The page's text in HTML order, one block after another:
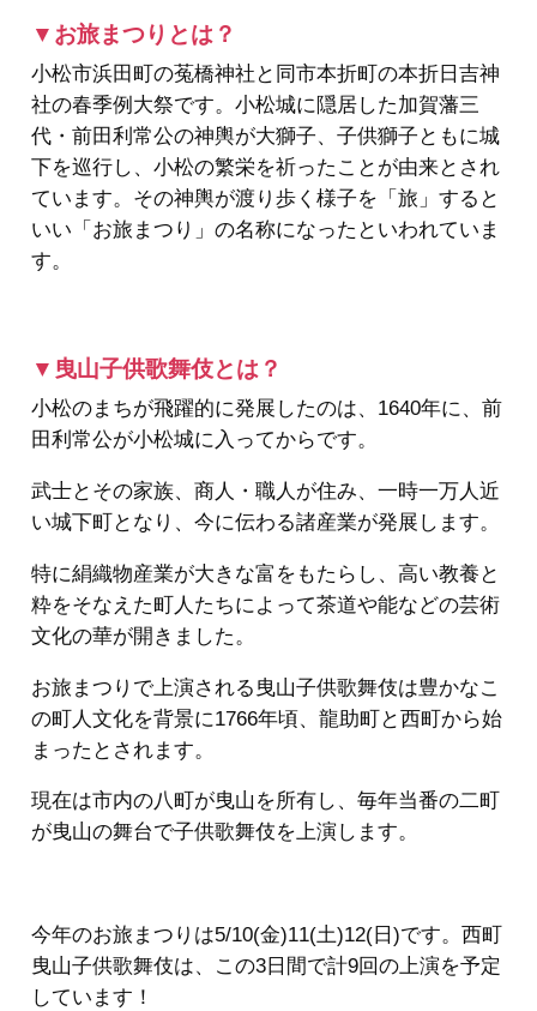
▼お旅まつりとは？
小松市浜田町の菟橋神社と同市本折町の本折日吉神
社の春季例大祭です。小松城に隠居した加賀藩三
代・前田利常公の神輿が大獅子、子供獅子ともに城
下を巡行し、小松の繁栄を祈ったことが由来とされ
ています。その神輿が渡り歩く様子を「旅」すると
いい「お旅まつり」の名称になったといわれていま
す。
▼曳山子供歌舞伎とは？
小松のまちが飛躍的に発展したのは、1640年に、前
田利常公が小松城に入ってからです。
武士とその家族、商人・職人が住み、一時一万人近
い城下町となり、今に伝わる諸産業が発展します。
特に絹織物産業が大きな富をもたらし、高い教養と
粋をそなえた町人たちによって茶道や能などの芸術
文化の華が開きました。
お旅まつりで上演される曳山子供歌舞伎は豊かなこ
の町人文化を背景に1766年頃、龍助町と西町から始
まったとされます。
現在は市内の八町が曳山を所有し、毎年当番の二町
が曳山の舞台で子供歌舞伎を上演します。
今年のお旅まつりは5/10(金)11(土)12(日)です。西町
曳山子供歌舞伎は、この3日間で計9回の上演を予定
しています！